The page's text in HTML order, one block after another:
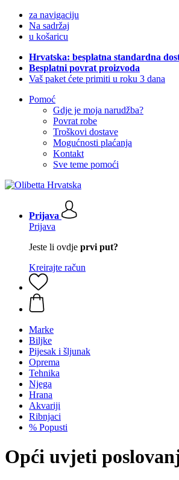
za navigaciju
Na sadržaj
u košaricu
Hrvatska: besplatna standardna
Besplatni povrat proizvoda
Vaš paket ćete primiti u roku 3 dana
Pomoć
Gdje je moja narudžba?
Povrat robe
Troškovi dostave
Mogućnosti plaćanja
Kontakt
Sve teme pomoći
Prijava
Prijava
Jeste li ovdje prvi put?
Kreirajte račun
Marke
Biljke
Pijesak i šljunak
Oprema
Tehnika
Njega
Hrana
Akvariji
Ribnjaci
% Popusti
Opći uvjeti